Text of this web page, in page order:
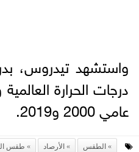
واستشهد تيدروس،
درجات الحرارة
عامي 2000 و2019.
الطقس الأرصاد طقس